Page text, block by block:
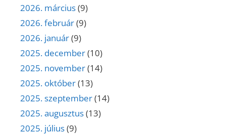
2026. március(9)
2026. február(9)
2026. január(9)
2025. december(10)
2025. november(14)
2025. október(13)
2025. szeptember(14)
2025. augusztus(13)
2025. július(9)